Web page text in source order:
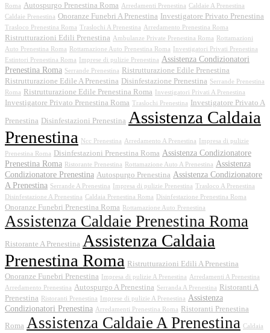
Roma Autospurgo Prenestina Roma Arredamenti Prenestina Caldaie A Prenestina
Caldaie Prenestina Onoranze Funebri A Prenestina Investigatore Privato Prenestina
Trasloco Prenestina Roma Traslochi A Prenestina Arredamento Prenestina Roma
Ristrutturazioni Edili Prenestina Ambulanze Private Prenestina Roma
Rottamazioni
Auto Prenestina Roma
Rottamazione Auto Prenestina Roma
Investigatori Privati Prenestina
Estintori Prenestina Roma
Imprese di pulizie Prenestina Assistenza Condizionatori
Prenestina Roma Serrande Prenestina
Ristrutturazione Edile Prenestina
Ristrutturazione Edile A Prenestina Disinfestazione Prenestina Serrande Prenestina
Roma
Ristrutturazione Edile Prenestina Roma Investigatori Privati A Prenestina
Investigatore Privato Prenestina Roma Traslochi Prenestina Investigatore Privato A
Prenestina Disinfestazioni Prenestina Assistenza Caldaia
Prenestina
Ncc Prenestina Arredamento A Prenestina
Impresa di pulizie
Prenestina Roma
Disinfestazioni Prenestina Roma Assistenza Condizionatore
Prenestina Roma
Ristorante Prenestina Rottamazione Auto A Prenestina Assistenza
Condizionatore Prenestina Autospurgo Prenestina Assistenza Condizionatore
A Prenestina Serrande A Prenestina Impresa di pulizie Prenestina
Trasloco A Prenestina
Disinfestazione A Prenestina Caldaia Prenestina Roma Disinfestazione Prenestina Roma
Onoranze Funebri Prenestina Roma Rottamazione Auto Prenestina
Assistenza Caldaie Prenestina Roma
Ristorante A Prenestina Assistenza Caldaia
Prenestina Roma
Ristrutturazioni Edili A Prenestina
Onoranze Funebri Prenestina
Impresa di pulizie A Prenestina Arredamenti A Prenestina
Arredamento Prenestina Autospurgo A Prenestina Serranda A Prenestina
Ristoranti A
Prenestina
Ristoranti Prenestina Imprese di pulizie A Prenestina Assistenza
Condizionatori Prenestina Arredamenti Prenestina Roma
Ristoranti Prenestina
Roma Assistenza Caldaie A Prenestina Caldaia